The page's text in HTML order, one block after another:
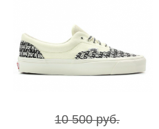
10 500 руб.